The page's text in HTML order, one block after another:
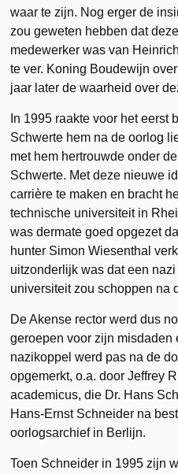
waar te zijn. Nog erger de
zou geweten hebben dat
medewerker was van
te ver. Koning Boudewijn
jaar later de waarheid over
In 1995 raakte voor het eerst
Schwerte hem na de oorlog
met hem hertrouwde onder
Schwerte. Met deze nieuwe
carrière te maken en bracht
technische universiteit in
was dermate goed opgezet
hunter Simon Wiesenthal
uitzonderlijk was dat een
universiteit zou schoppen na
De Akense rector werd dus
geroepen voor zijn misdaden
nazikoppel werd pas na de
opgemerkt, o.a. door Jeffrey
academicus, die Dr. Hans
Hans-Ernst Schneider na
oorlogsarchief in Berlijn.
Toen Schneider in 1995 zijn